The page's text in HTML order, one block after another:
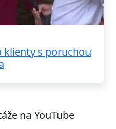
klienty s poruchou
na YouTube